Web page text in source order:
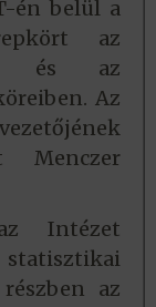
én belül a
az
és az
Az
Menczer
Intézet
az